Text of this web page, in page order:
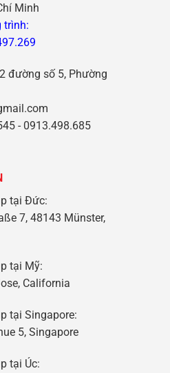
Minh
trình:
đường số 5, Phường
- 0913.498.685
tại Đức:
7, 48143 Münster,
tại Mỹ:
California
tại Singapore:
5, Singapore
tại Úc: